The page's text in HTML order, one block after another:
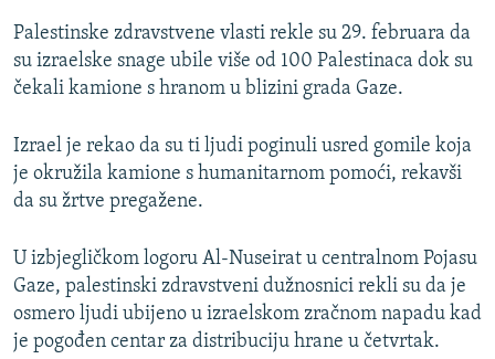
Palestinske zdravstvene vlasti rekle su 29. februara da
su izraelske snage ubile više od 100 Palestinaca dok su
čekali kamione s hranom u blizini grada Gaze.
Izrael je rekao da su ti ljudi poginuli usred gomile koja
je okružila kamione s humanitarnom pomoći, rekavši
da su žrtve pregažene.
U izbjegličkom logoru Al-Nuseirat u centralnom Pojasu
Gaze, palestinski zdravstveni dužnosnici rekli su da je
osmero ljudi ubijeno u izraelskom zračnom napadu kad
je pogođen centar za distribuciju hrane u četvrtak.